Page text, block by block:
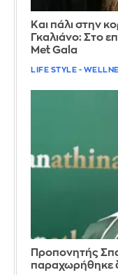
Και πάλι στην
Γκαλιάνο: Στο
Met Gala
LIFE STYLE -
Προπονητής
παραχωρήθηκε